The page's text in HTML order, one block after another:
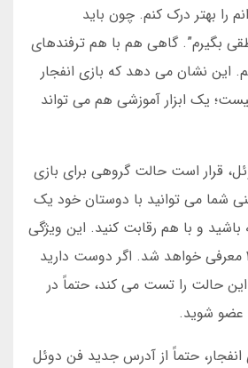
را بهتر درک کنم. چون باید
بگیرم”. گاهی هم با هم ترفندهای
این نشان می دهد که بازی انفجار
یک ابزار آموزشی هم می تواند
قرار است حالت گروهی برای بازی
شما می توانید با دوستان خود یک
و با هم رقابت کنید. این ویژگی
جدید در دسامبر ۲۰۲۵ معرفی خواهد شد. اگر دوست دارید
حالت را تست می کند، حتماً در
عضو شوید.
حتماً از آدرس جدید فن دوئل